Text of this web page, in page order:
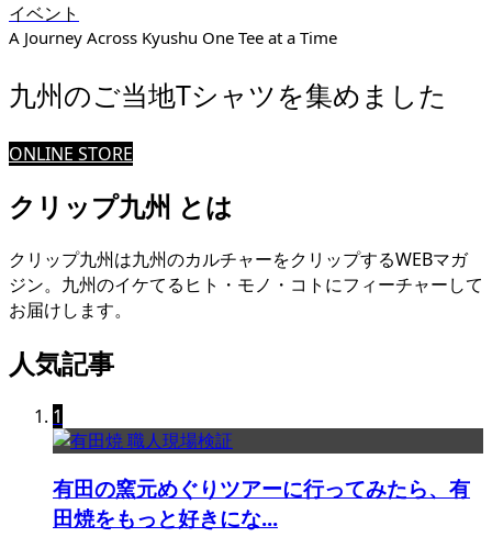
イベント
A Journey Across Kyushu One Tee at a Time
九州のご当地Tシャツを集めました
ONLINE STORE
クリップ九州 とは
クリップ九州は九州のカルチャーをクリップするWEBマガ
ジン。九州のイケてるヒト・モノ・コトにフィーチャーして
お届けします。
人気記事
1
有田の窯元めぐりツアーに行ってみたら、有
田焼をもっと好きにな...